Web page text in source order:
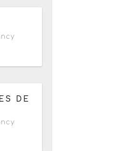
DE